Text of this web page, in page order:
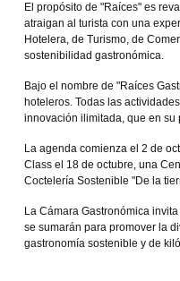
El propósito de "Raíces" es
atraigan al turista con una
Hotelera, de Turismo, de
sostenibilidad gastronómica.
Bajo el nombre de "Raíces
hoteleros. Todas las
innovación ilimitada, que en su
La agenda comienza el 2 de
Class el 18 de octubre, una
Coctelería Sostenible "De la
La Cámara Gastronómica
se sumarán para promover la
gastronomía sostenible y de